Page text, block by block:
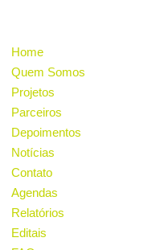
Home
Quem Somos
Projetos
Parceiros
Depoimentos
Notícias
Contato
Agendas
Relatórios
Editais